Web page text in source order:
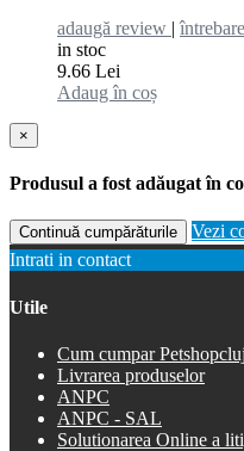
adaugă review |întrebare
in stoc
9.66 Lei
Adaug în coș
×
Produsul a fost adăugat în
Continuă cumpărăturile
Vezi
Intrati in contact
Utile
Cum cumpar
Livrarea produselor
ANPC
ANPC - SAL
Solutionarea Online a